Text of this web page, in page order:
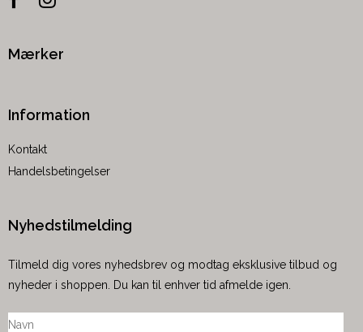
Mærker
Information
Kontakt
Handelsbetingelser
Nyhedstilmelding
Tilmeld dig vores nyhedsbrev og modtag eksklusive tilbud og
nyheder i shoppen. Du kan til enhver tid afmelde igen.